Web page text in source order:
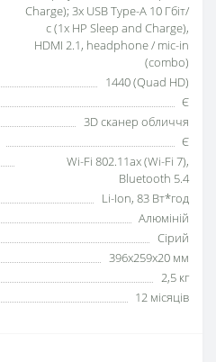
Charge); 3x USB Type-A 10 Гбіт/
с (1x HP Sleep and Charge),
HDMI 2.1, headphone / mic-in
(combo)
1440 (Quad HD)
Є
3D сканер обличчя
Є
Wi-Fi 802.11ax (Wi-Fi 7),
Bluetooth 5.4
Li-Ion, 83 Вт*год
Алюміній
Сірий
396x259x20 мм
2,5 кг
12 місяців